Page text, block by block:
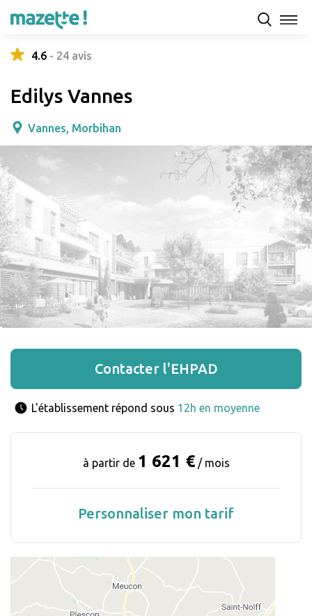
4.6 - 24 avis
Edilys Vannes
Vannes, Morbihan
Contacter l'EHPAD
L'établissement répond sous 12h en moyenne
à partir de 1 621 €/ mois
Personnaliser mon tarif